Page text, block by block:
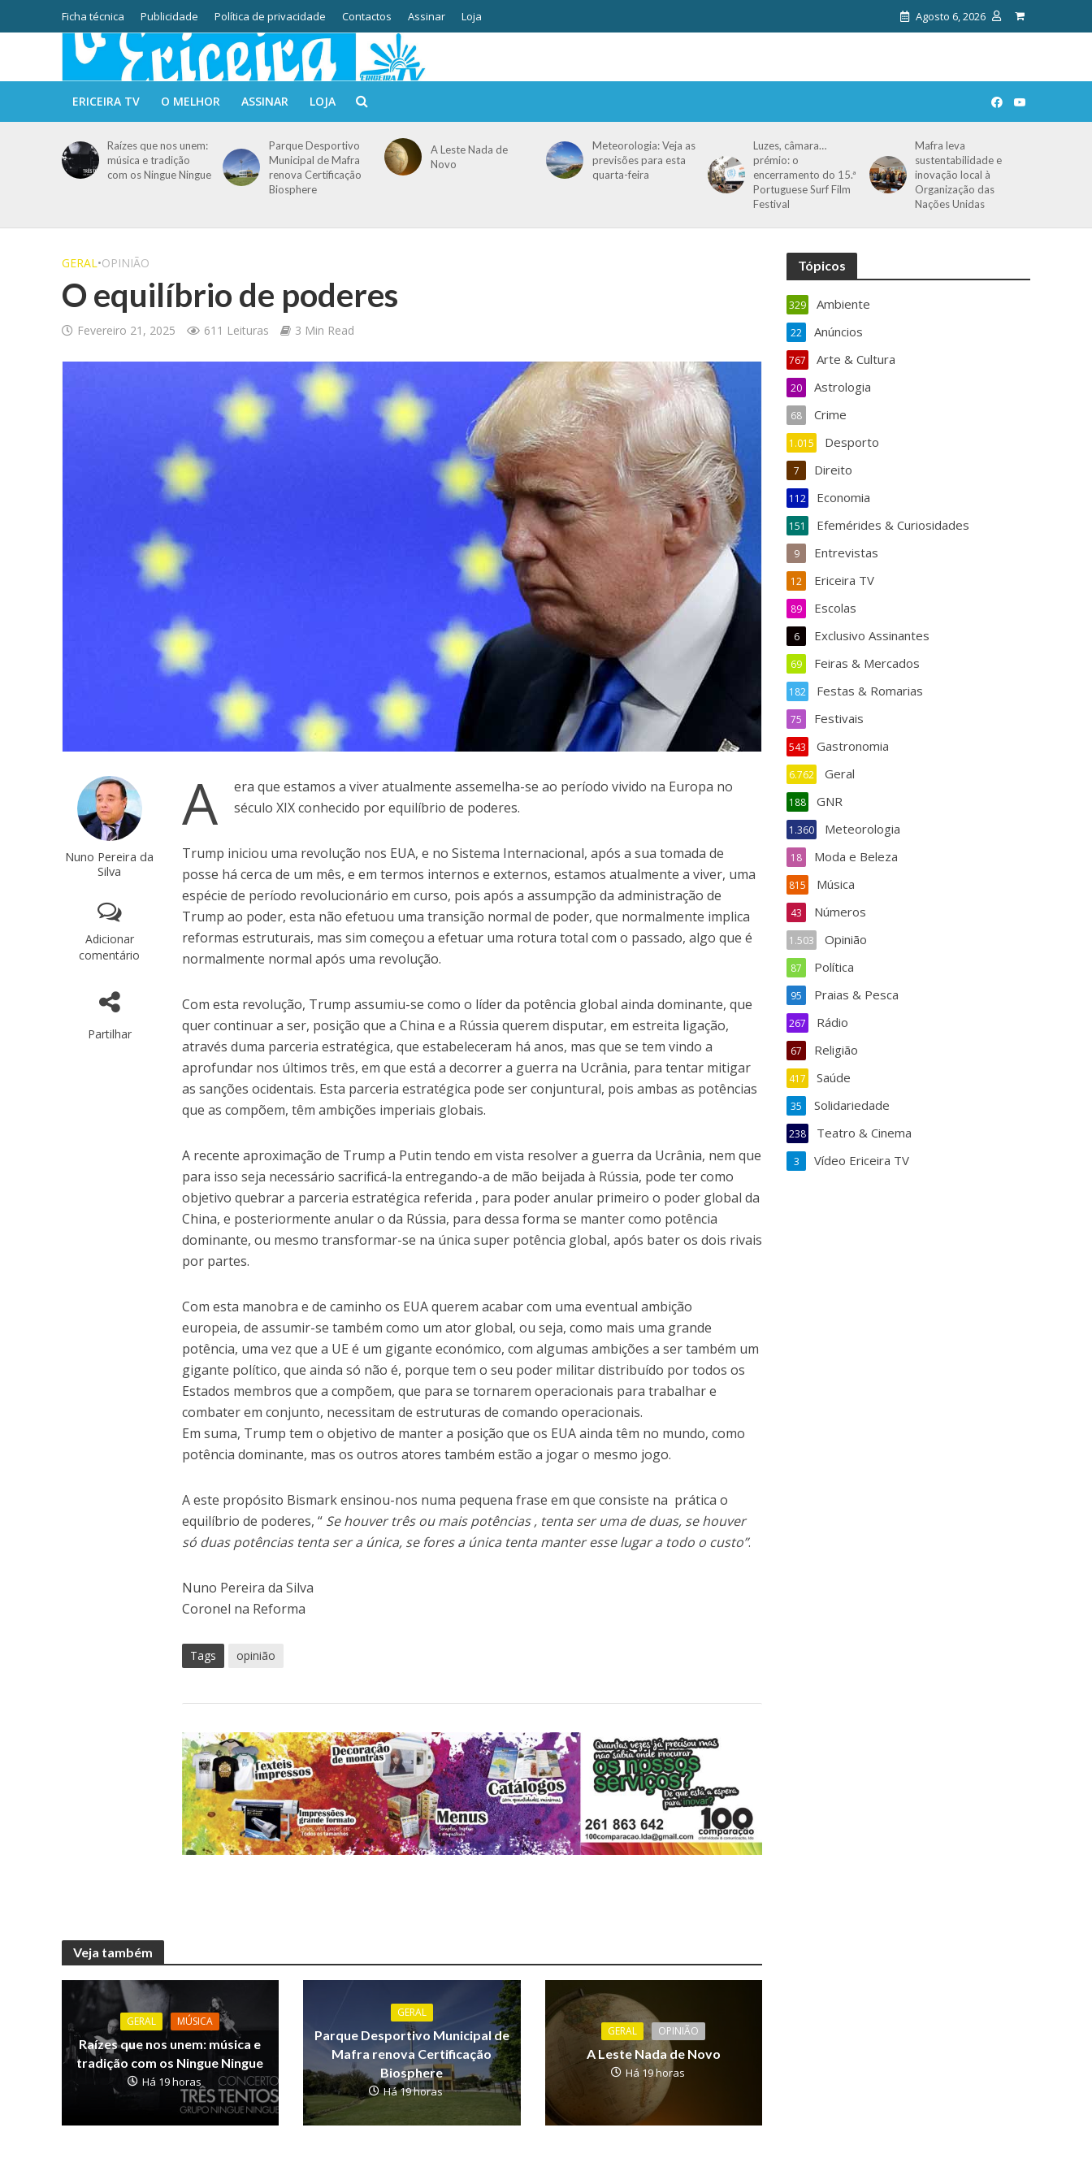
Ficha técnica Publicidade Política de privacidade Contactos Assinar Loja Agosto 6, 2026
ERICEIRA TV O MELHOR ASSINAR LOJA
Raízes que nos unem:
música e tradição
com os Ningue Ningue
Parque Desportivo
Municipal de Mafra
renova Certificação
Biosphere
A Leste Nada de
Novo
Meteorologia: Veja as
previsões para esta
quarta-feira
Luzes, câmara…
prémio: o
encerramento do 15.ª
Portuguese Surf Film
Festival
Mafra leva
sustentabilidade e
inovação local à
Organização das
Nações Unidas
GERAL•OPINIÃO
O equilíbrio de poderes
Fevereiro 21, 2025 611 Leituras 3 Min Read
Nuno Pereira da
Silva
Adicionar
comentário
Partilhar
A
era que estamos a viver atualmente assemelha-se ao período vivido na Europa no
século XIX conhecido por equilíbrio de poderes.
Trump iniciou uma revolução nos EUA, e no Sistema Internacional, após a sua tomada de
posse há cerca de um mês, e em termos internos e externos, estamos atualmente a viver, uma
espécie de período revolucionário em curso, pois após a assumpção da administração de
Trump ao poder, esta não efetuou uma transição normal de poder, que normalmente implica
reformas estruturais, mas sim começou a efetuar uma rotura total com o passado, algo que é
normalmente normal após uma revolução.
Com esta revolução, Trump assumiu-se como o líder da potência global ainda dominante, que
quer continuar a ser, posição que a China e a Rússia querem disputar, em estreita ligação,
através duma parceria estratégica, que estabeleceram há anos, mas que se tem vindo a
aprofundar nos últimos três, em que está a decorrer a guerra na Ucrânia, para tentar mitigar
as sanções ocidentais. Esta parceria estratégica pode ser conjuntural, pois ambas as potências
que as compõem, têm ambições imperiais globais.
A recente aproximação de Trump a Putin tendo em vista resolver a guerra da Ucrânia, nem que
para isso seja necessário sacrificá-la entregando-a de mão beijada à Rússia, pode ter como
objetivo quebrar a parceria estratégica referida , para poder anular primeiro o poder global da
China, e posteriormente anular o da Rússia, para dessa forma se manter como potência
dominante, ou mesmo transformar-se na única super potência global, após bater os dois rivais
por partes.
Com esta manobra e de caminho os EUA querem acabar com uma eventual ambição
europeia, de assumir-se também como um ator global, ou seja, como mais uma grande
potência, uma vez que a UE é um gigante económico, com algumas ambições a ser também um
gigante político, que ainda só não é, porque tem o seu poder militar distribuído por todos os
Estados membros que a compõem, que para se tornarem operacionais para trabalhar e
combater em conjunto, necessitam de estruturas de comando operacionais.
Em suma, Trump tem o objetivo de manter a posição que os EUA ainda têm no mundo, como
potência dominante, mas os outros atores também estão a jogar o mesmo jogo.
A este propósito Bismark ensinou-nos numa pequena frase em que consiste na prática o
equilíbrio de poderes, “ Se houver três ou mais potências , tenta ser uma de duas, se houver
só duas potências tenta ser a única, se fores a única tenta manter esse lugar a todo o custo”.
Nuno Pereira da Silva
Coronel na Reforma
Tags opinião
Veja também
GERAL MÚSICA
Raízes que nos unem: música e
tradição com os Ningue Ningue
Há 19 horas
GERAL
Parque Desportivo Municipal de
Mafra renova Certificação
Biosphere
Há 19 horas
GERAL OPINIÃO
A Leste Nada de Novo
Há 19 horas
Tópicos
Ambiente
329
Anúncios
22
Arte & Cultura
767
Astrologia
20
Crime
68
Desporto
1.015
Direito
7
Economia
112
Efemérides & Curiosidades
151
Entrevistas
9
Ericeira TV
12
Escolas
89
Exclusivo Assinantes
6
Feiras & Mercados
69
Festas & Romarias
182
Festivais
75
Gastronomia
543
Geral
6.762
GNR
188
Meteorologia
1.360
Moda e Beleza
18
Música
815
Números
43
Opinião
1.503
Política
87
Praias & Pesca
95
Rádio
267
Religião
67
Saúde
417
Solidariedade
35
Teatro & Cinema
238
Vídeo Ericeira TV
3